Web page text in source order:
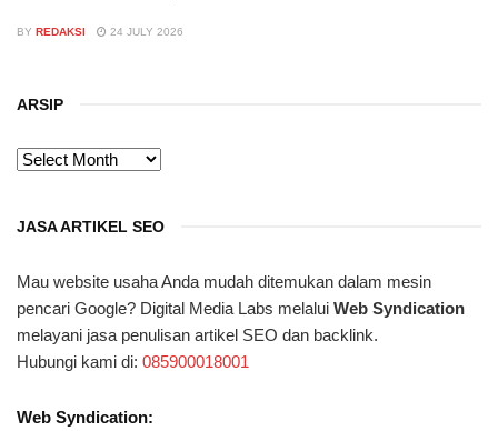
BY REDAKSI 24 JULY 2026
ARSIP
ARSIP
JASA ARTIKEL SEO
Mau website usaha Anda mudah ditemukan dalam mesin
pencari Google? Digital Media Labs melalui Web Syndication
melayani jasa penulisan artikel SEO dan backlink.
Hubungi kami di: 085900018001
Web Syndication: